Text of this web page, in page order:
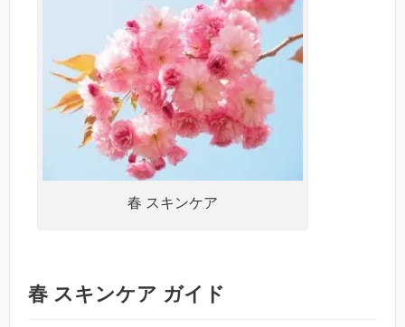
春 スキンケア
春 スキンケア ガイド